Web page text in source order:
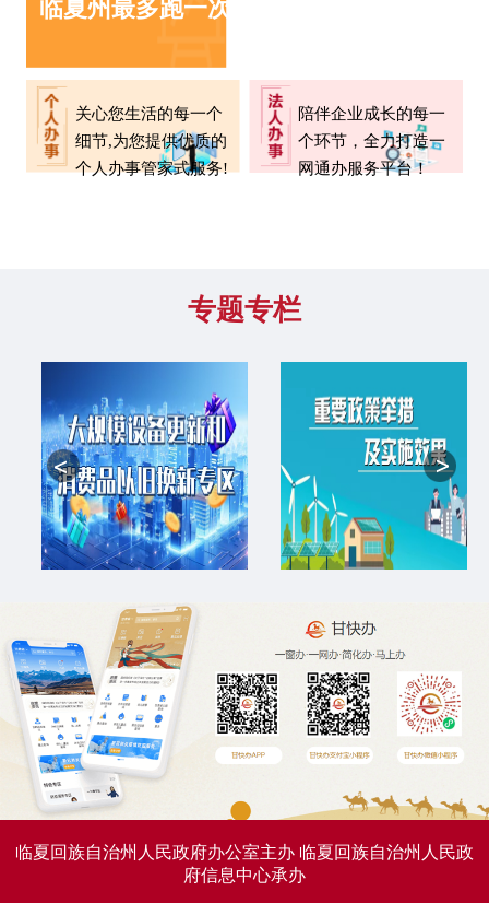
临夏州最多跑一次清单
关心您生活的每一个
细节,为您提供优质的
个人办事管家式服务!
陪伴企业成长的每一
个环节，全力打造一
网通办服务平台！
专题专栏
临夏回族自治州人民政府办公室主办 临夏回族自治州人民政
府信息中心承办